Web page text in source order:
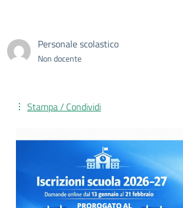
Personale scolastico
Non docente
Stampa / Condividi